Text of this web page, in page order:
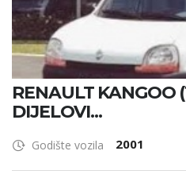
RENAULT KANGOO
DIJELOVI...
Godište vozila 2001